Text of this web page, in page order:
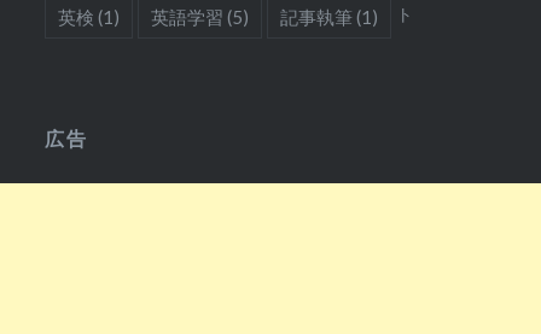
英検 (1) 英語学習 (5) 記事執筆(1)
ト
広告